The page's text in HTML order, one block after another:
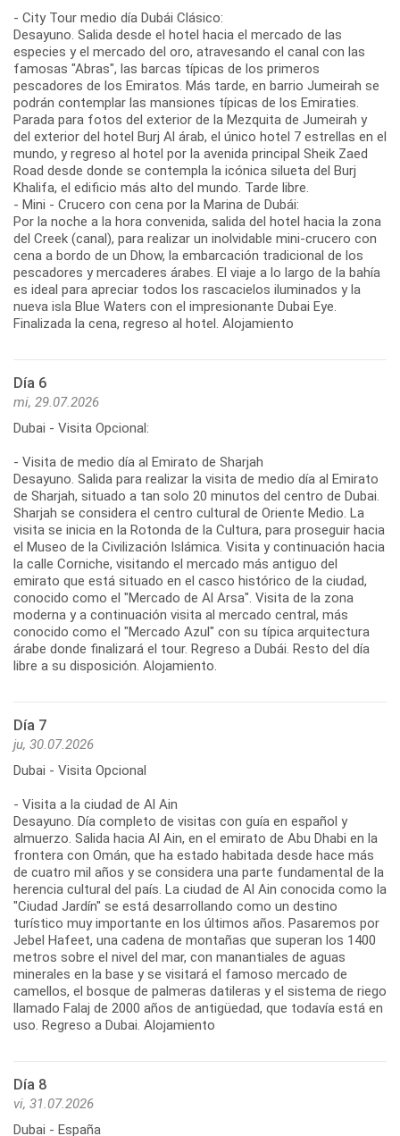
- City Tour medio día Dubái Clásico:
Desayuno. Salida desde el hotel hacia el mercado de las
especies y el mercado del oro, atravesando el canal con las
famosas "Abras", las barcas típicas de los primeros
pescadores de los Emiratos. Más tarde, en barrio Jumeirah se
podrán contemplar las mansiones típicas de los Emiraties.
Parada para fotos del exterior de la Mezquita de Jumeirah y
del exterior del hotel Burj Al árab, el único hotel 7 estrellas en el
mundo, y regreso al hotel por la avenida principal Sheik Zaed
Road desde donde se contempla la icónica silueta del Burj
Khalifa, el edificio más alto del mundo. Tarde libre.
- Mini - Crucero con cena por la Marina de Dubái:
Por la noche a la hora convenida, salida del hotel hacia la zona
del Creek (canal), para realizar un inolvidable mini-crucero con
cena a bordo de un Dhow, la embarcación tradicional de los
pescadores y mercaderes árabes. El viaje a lo largo de la bahía
es ideal para apreciar todos los rascacielos iluminados y la
nueva isla Blue Waters con el impresionante Dubai Eye.
Finalizada la cena, regreso al hotel. Alojamiento
Día 6
mi, 29.07.2026
Dubai - Visita Opcional:
- Visita de medio día al Emirato de Sharjah
Desayuno. Salida para realizar la visita de medio día al Emirato
de Sharjah, situado a tan solo 20 minutos del centro de Dubai.
Sharjah se considera el centro cultural de Oriente Medio. La
visita se inicia en la Rotonda de la Cultura, para proseguir hacia
el Museo de la Civilización Islámica. Visita y continuación hacia
la calle Corniche, visitando el mercado más antiguo del
emirato que está situado en el casco histórico de la ciudad,
conocido como el "Mercado de Al Arsa". Visita de la zona
moderna y a continuación visita al mercado central, más
conocido como el "Mercado Azul" con su típica arquitectura
árabe donde finalizará el tour. Regreso a Dubái. Resto del día
libre a su disposición. Alojamiento.
Día 7
ju, 30.07.2026
Dubai - Visita Opcional
- Visita a la ciudad de Al Ain
Desayuno. Día completo de visitas con guía en español y
almuerzo. Salida hacia Al Ain, en el emirato de Abu Dhabi en la
frontera con Omán, que ha estado habitada desde hace más
de cuatro mil años y se considera una parte fundamental de la
herencia cultural del país. La ciudad de Al Ain conocida como la
"Ciudad Jardín" se está desarrollando como un destino
turístico muy importante en los últimos años. Pasaremos por
Jebel Hafeet, una cadena de montañas que superan los 1400
metros sobre el nivel del mar, con manantiales de aguas
minerales en la base y se visitará el famoso mercado de
camellos, el bosque de palmeras datileras y el sistema de riego
llamado Falaj de 2000 años de antigüedad, que todavía está en
uso. Regreso a Dubai. Alojamiento
Día 8
vi, 31.07.2026
Dubai - España